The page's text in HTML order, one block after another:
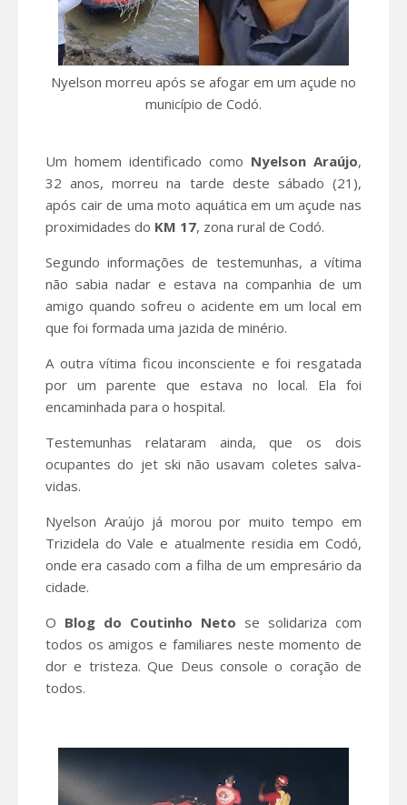
Nyelson morreu após se afogar em um açude no
município de Codó.
Um homem identificado como Nyelson Araújo,
32 anos, morreu na tarde deste sábado (21),
após cair de uma moto aquática em um açude nas
proximidades do KM 17, zona rural de Codó.
Segundo informações de testemunhas, a vítima
não sabia nadar e estava na companhia de um
amigo quando sofreu o acidente em um local em
que foi formada uma jazida de minério.
A outra vítima ficou inconsciente e foi resgatada
por um parente que estava no local. Ela foi
encaminhada para o hospital.
Testemunhas relataram ainda, que os dois
ocupantes do jet ski não usavam coletes salva-
vidas.
Nyelson Araújo já morou por muito tempo em
Trizidela do Vale e atualmente residia em Codó,
onde era casado com a filha de um empresário da
cidade.
O Blog do Coutinho Neto se solidariza com
todos os amigos e familiares neste momento de
dor e tristeza. Que Deus console o coração de
todos.